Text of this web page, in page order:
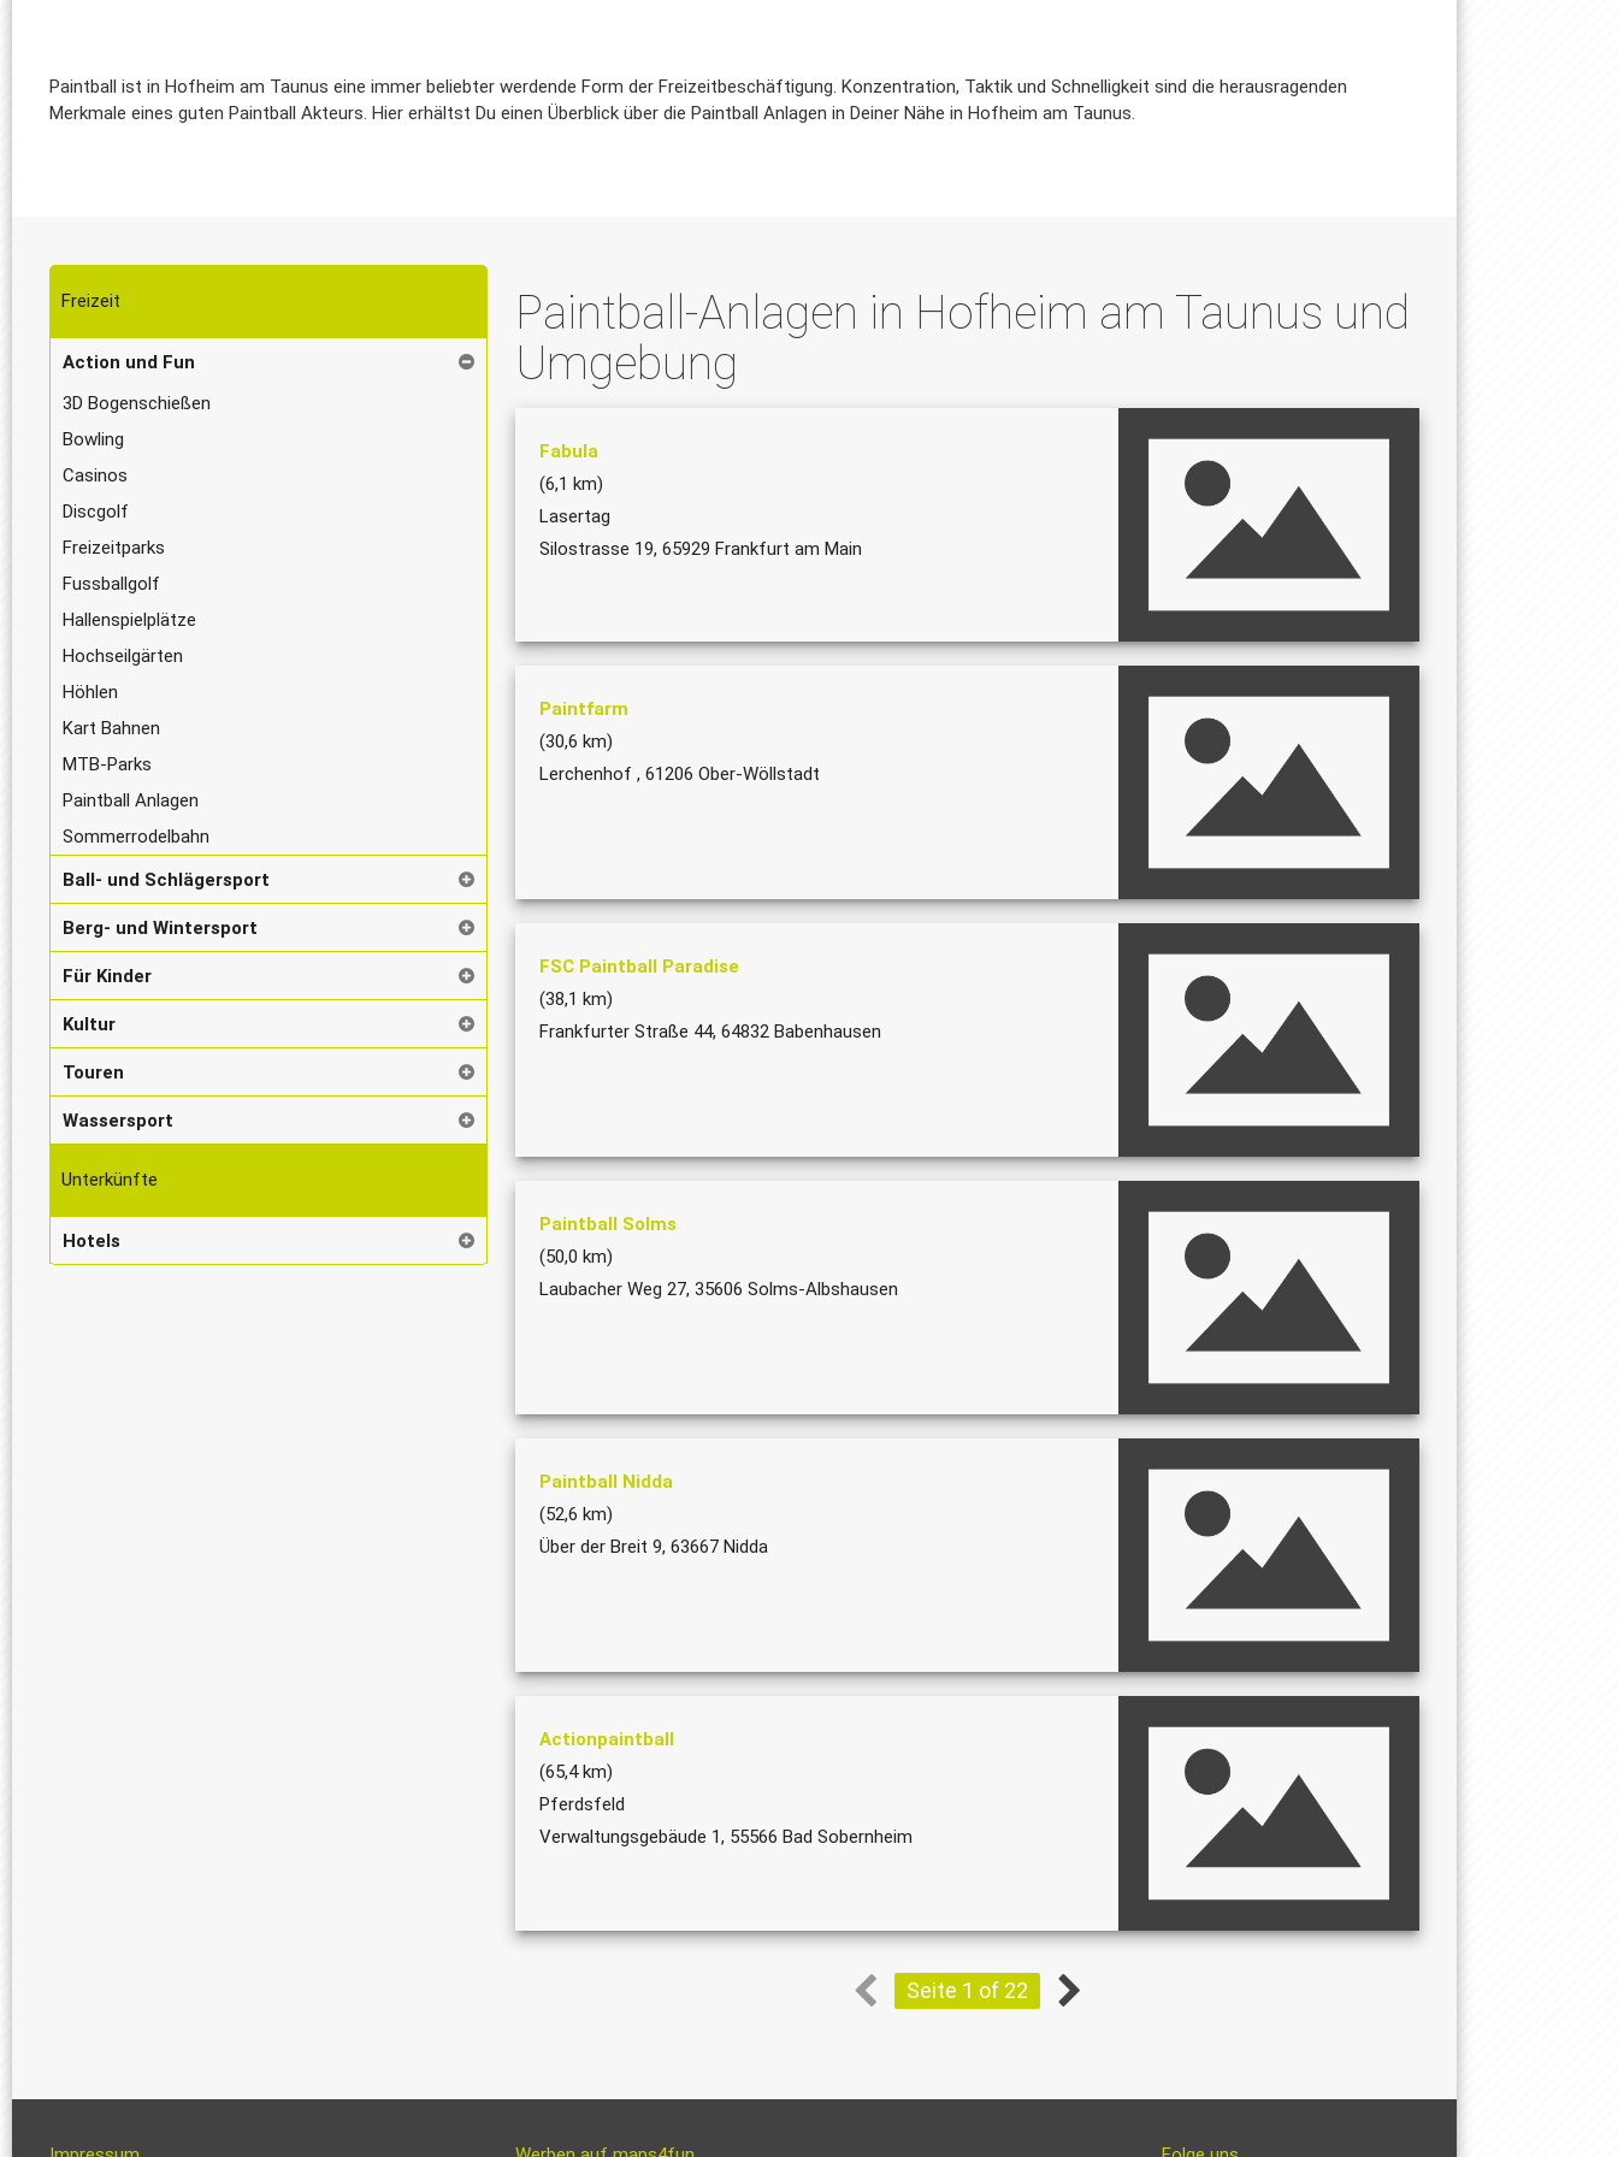
Paintball ist in Hofheim am Taunus eine immer beliebter werdende Form der Freizeitbeschäftigung. Konzentration, Taktik und Schnelligkeit sind die herausragenden
Merkmale eines guten Paintball Akteurs. Hier erhältst Du einen Überblick über die Paintball Anlagen in Deiner Nähe in Hofheim am Taunus.
Freizeit
Action und Fun
3D Bogenschießen
Bowling
Casinos
Discgolf
Freizeitparks
Fussballgolf
Hallenspielplätze
Hochseilgärten
Höhlen
Kart Bahnen
MTB-Parks
Paintball Anlagen
Sommerrodelbahn
Ball- und Schlägersport
Berg- und Wintersport
Für Kinder
Kultur
Touren
Wassersport
Unterkünfte
Hotels
Paintball-Anlagen in Hofheim am Taunus und
Umgebung
Fabula
(6,1 km)
Lasertag
Silostrasse 19, 65929 Frankfurt am Main
Paintfarm
(30,6 km)
Lerchenhof , 61206 Ober-Wöllstadt
FSC Paintball Paradise
(38,1 km)
Frankfurter Straße 44, 64832 Babenhausen
Paintball Solms
(50,0 km)
Laubacher Weg 27, 35606 Solms-Albshausen
Paintball Nidda
(52,6 km)
Über der Breit 9, 63667 Nidda
Actionpaintball
(65,4 km)
Pferdsfeld
Verwaltungsgebäude 1, 55566 Bad Sobernheim
Seite 1 of 22